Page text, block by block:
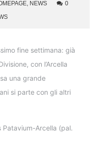
, NEWS
0
fine settimana: già
con l’Arcella
una grande
si parte con gli altri
Patavium-Arcella (pal.